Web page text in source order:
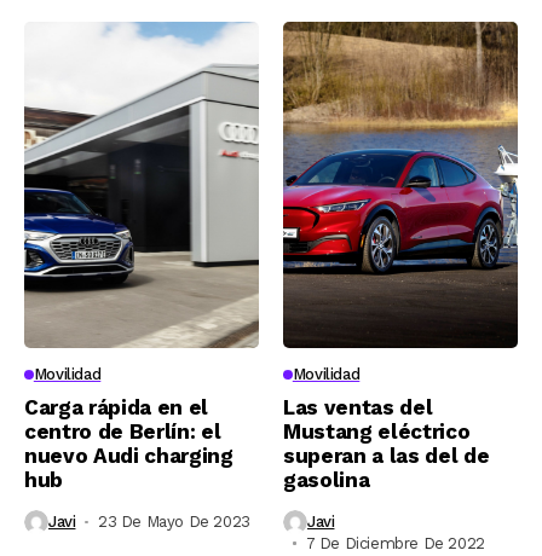
Movilidad
Carga rápida en el
centro de Berlín: el
nuevo Audi charging
hub
Javi 23 De Mayo De 2023
Movilidad
Las ventas del
Mustang eléctrico
superan a las del de
gasolina
Javi
7 De Diciembre De 2022